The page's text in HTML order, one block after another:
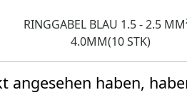
RINGGABEL BLAU 1.5 - 2.5
4.0MM(10 STK)
angesehen haben,